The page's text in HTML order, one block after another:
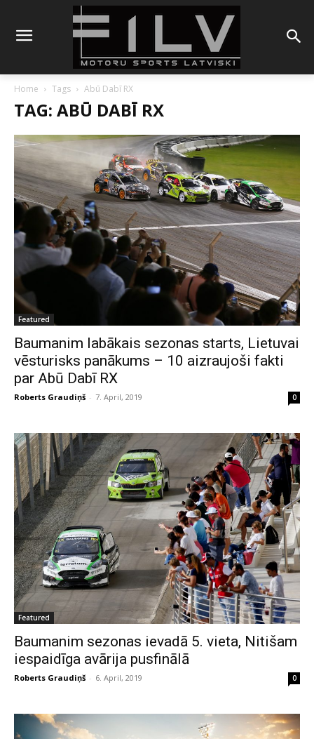
Home Tags Abū Dabī RX
TAG: ABŪ DABĪ RX
Featured
Baumanim labākais sezonas starts, Lietuvai
vēsturisks panākums – 10 aizraujoši fakti
par Abū Dabī RX
Roberts Graudiņš - 7. April, 2019 0
Featured
Baumanim sezonas ievadā 5. vieta, Nitišam
iespaidīga avārija pusfinālā
Roberts Graudiņš - 6. April, 2019 0